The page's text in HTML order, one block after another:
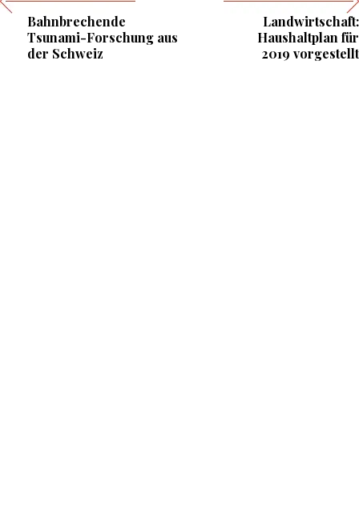
Bahnbrechende
Tsunami-Forschung aus
der Schweiz
Landwirtschaft:
Haushaltplan für
2019 vorgestellt